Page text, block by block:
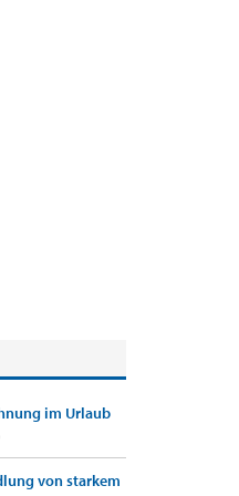
im Urlaub
von starkem